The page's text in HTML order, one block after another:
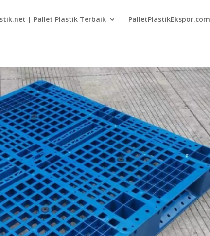
| Pallet Plastik Terbaik PalletPlastikEkspor.com